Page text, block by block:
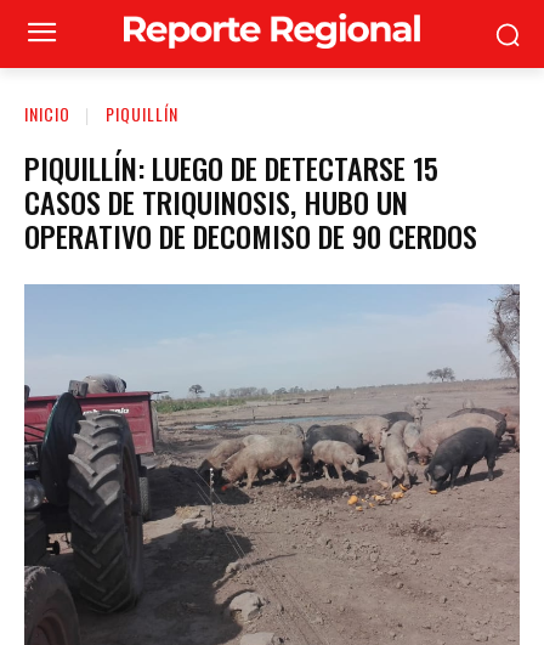
INICIO PIQUILLÍN
PIQUILLÍN: LUEGO DE DETECTARSE 15
CASOS DE TRIQUINOSIS, HUBO UN
OPERATIVO DE DECOMISO DE 90 CERDOS